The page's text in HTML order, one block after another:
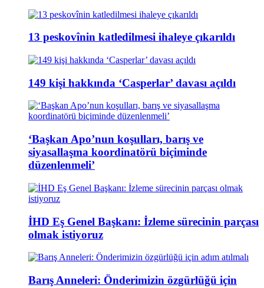
13 peskovînin katledilmesi ihaleye çıkarıldı
149 kişi hakkında ‘Casperlar’ davası açıldı
‘Başkan Apo’nun koşulları, barış ve
siyasallaşma koordinatörü biçiminde
düzenlenmeli’
İHD Eş Genel Başkanı: İzleme sürecinin parçası
olmak istiyoruz
Barış Anneleri: Önderimizin özgürlüğü için